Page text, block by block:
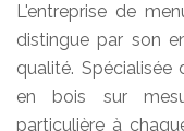
L'entreprise de
distingue par son
qualité.
en bois sur
particulière à